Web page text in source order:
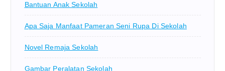
Bantuan Anak Sekolah
Apa Saja Manfaat Pameran Seni Rupa Di Sekolah
Novel Remaja Sekolah
Gambar Peralatan Sekolah